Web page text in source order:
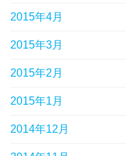
2015年4月
2015年3月
2015年2月
2015年1月
2014年12月